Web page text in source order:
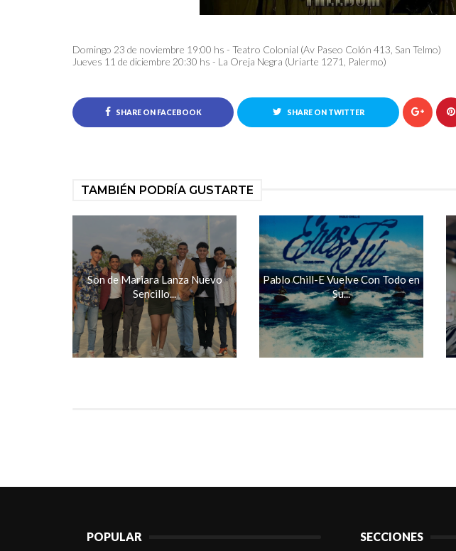
Domingo 23 de noviembre 19:00 hs - Teatro Colonial (Av Paseo Colón 413, San Telmo)
Jueves 11 de diciembre 20:30 hs - La Oreja Negra (Uriarte 1271, Palermo)
SHARE ON FACEBOOK SHARE ON TWITTER
TAMBIÉN PODRÍA GUSTARTE
Son de Mariara Lanza Nuevo
Sencillo...
Pablo Chill-E Vuelve Con Todo en
Su...
POPULAR SECCIONES